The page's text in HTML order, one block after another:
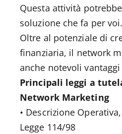
Questa attività
soluzione che fa per voi.
Oltre al potenziale di
finanziaria, il network
anche notevoli
Principali leggi a
Network Marketing
• Descrizione
Legge 114/98